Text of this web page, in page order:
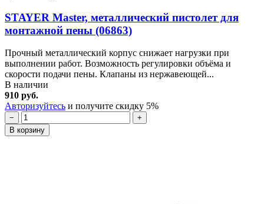
STAYER Master, металлический пистолет для
монтажной пены (06863)
Прочный металлический корпус снижает нагрузки при
выполнении работ. Возможность регулировки объёма и
скорости подачи пены. Клапаны из нержавеющей...
В наличии
910 руб.
Авторизуйтесь и получите скидку 5%
−
+
В корзину